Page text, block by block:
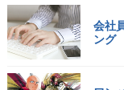
会社
ング